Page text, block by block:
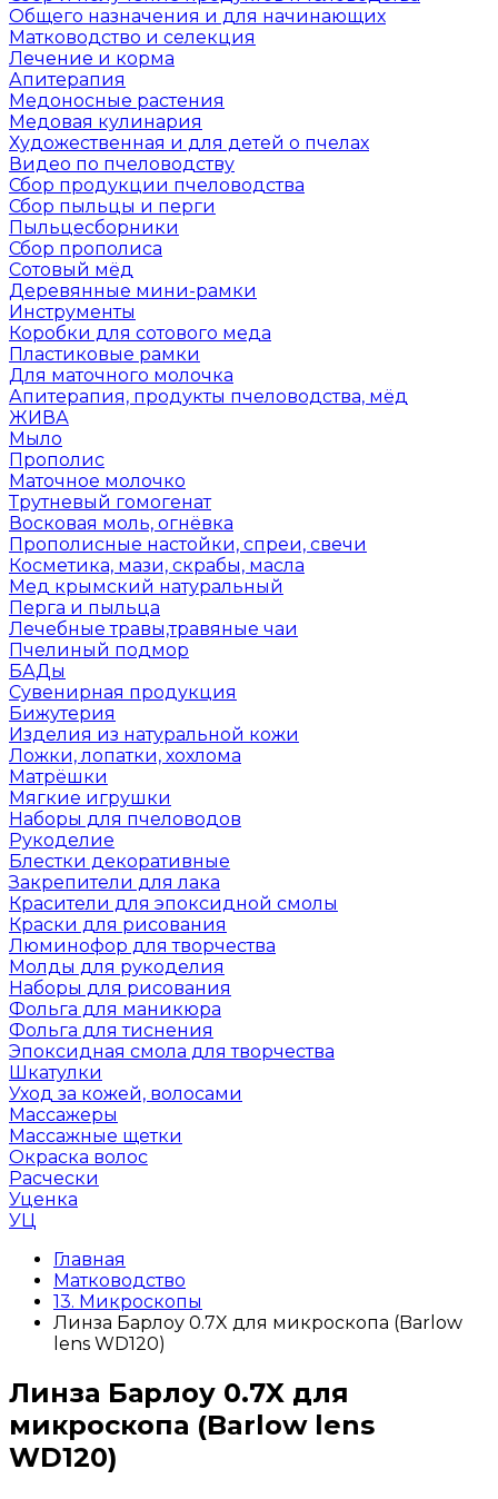
Общего назначения и для начинающих
Матководство и селекция
Лечение и корма
Апитерапия
Медоносные растения
Медовая кулинария
Художественная и для детей о пчелах
Видео по пчеловодству
Сбор продукции пчеловодства
Сбор пыльцы и перги
Пыльцесборники
Сбор прополиса
Сотовый мёд
Деревянные мини-рамки
Инструменты
Коробки для сотового меда
Пластиковые рамки
Для маточного молочка
Апитерапия, продукты пчеловодства, мёд
ЖИВА
Мыло
Прополис
Маточное молочко
Трутневый гомогенат
Восковая моль, огнёвка
Прополисные настойки, спреи, свечи
Косметика, мази, скрабы, масла
Мед крымский натуральный
Перга и пыльца
Лечебные травы,травяные чаи
Пчелиный подмор
БАДы
Сувенирная продукция
Бижутерия
Изделия из натуральной кожи
Ложки, лопатки, хохлома
Матрёшки
Мягкие игрушки
Наборы для пчеловодов
Рукоделие
Блестки декоративные
Закрепители для лака
Красители для эпоксидной смолы
Краски для рисования
Люминофор для творчества
Молды для рукоделия
Наборы для рисования
Фольга для маникюра
Фольга для тиснения
Эпоксидная смола для творчества
Шкатулки
Уход за кожей, волосами
Массажеры
Массажные щетки
Окраска волос
Расчески
Уценка
УЦ
Главная
Матководство
13. Микроскопы
Линза Барлоу 0.7X для микроскопа (Barlow
lens WD120)
Линза Барлоу 0.7X для
микроскопа (Barlow lens
WD120)